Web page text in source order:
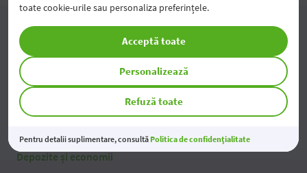
Persoane fizice
Credite
Carduri
Deservire curentă
Depozite și economii
Servicii la distanță
Alte servicii
Tarife
toate cookie-urile sau personaliza preferințele.
Refuză toate
Personalizează
Acceptă toate
Pentru detalii suplimentare, consultă Politica de confidențialitate